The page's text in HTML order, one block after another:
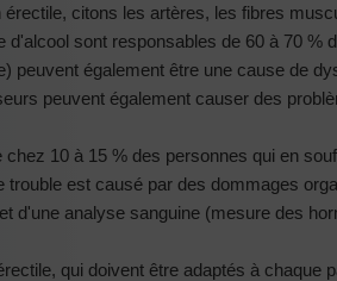
citons les artères, les fibres
sont responsables de 60 à 70
peuvent également être une cause de
peuvent également causer des
10 à 15 % des personnes qui en
est causé par des dommages
d'une analyse sanguine (mesure des
qui doivent être adaptés à